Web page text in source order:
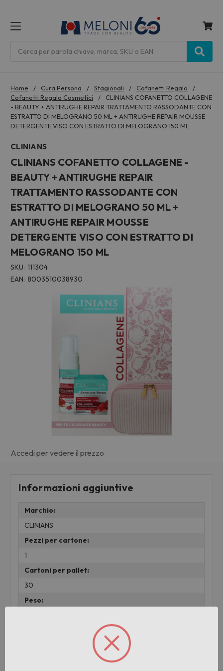
Home Cura Persona Stagionali
Cofanetti Regalo
Cofanetti Regalo Cosmetici
CLINIANS COFANETTO COLLAGENE
- BEAUTY + ANTIRUGHE REPAIR TRATTAMENTO RASSODANTE CON
ESTRATTO DI MELOGRANO 50 ML + ANTIRUGHE REPAIR MOUSSE
DETERGENTE VISO CON ESTRATTO DI MELOGRANO 150 ML
CLINIANS
CLINIANS COFANETTO COLLAGENE -
BEAUTY + ANTIRUGHE REPAIR
TRATTAMENTO RASSODANTE CON
ESTRATTO DI MELOGRANO 50 ML +
ANTIRUGHE REPAIR MOUSSE
DETERGENTE VISO CON ESTRATTO DI
MELOGRANO 150 ML
SKU: 111304
EAN: 8003510038930
Accedi per vedere il prezzo
Informazioni aggiuntive
Marchio:
CLINIANS
Pezzi per cartone:
1
Cartoni per pallet:
30
Peso: